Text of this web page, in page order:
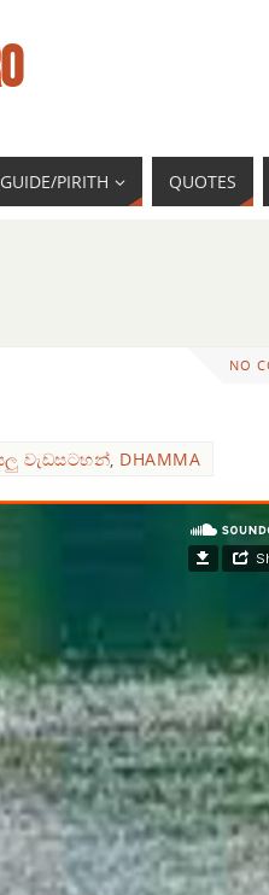
PIRITH QUOTES
NO
වැඩසටහන්, DHAMMA